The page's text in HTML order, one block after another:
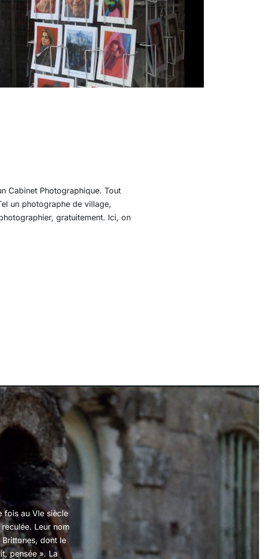
Cabinet Photographique. Tout
un photographe de village,
gratuitement. Ici, on
fois au VIe siècle
Leur nom
dont le
pensée ». La